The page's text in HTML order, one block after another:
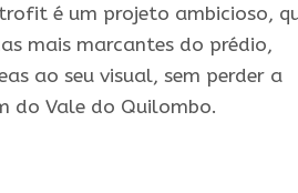
é um projeto ambicioso,
mais marcantes do prédio,
ao seu visual, sem perder a
do Vale do Quilombo.